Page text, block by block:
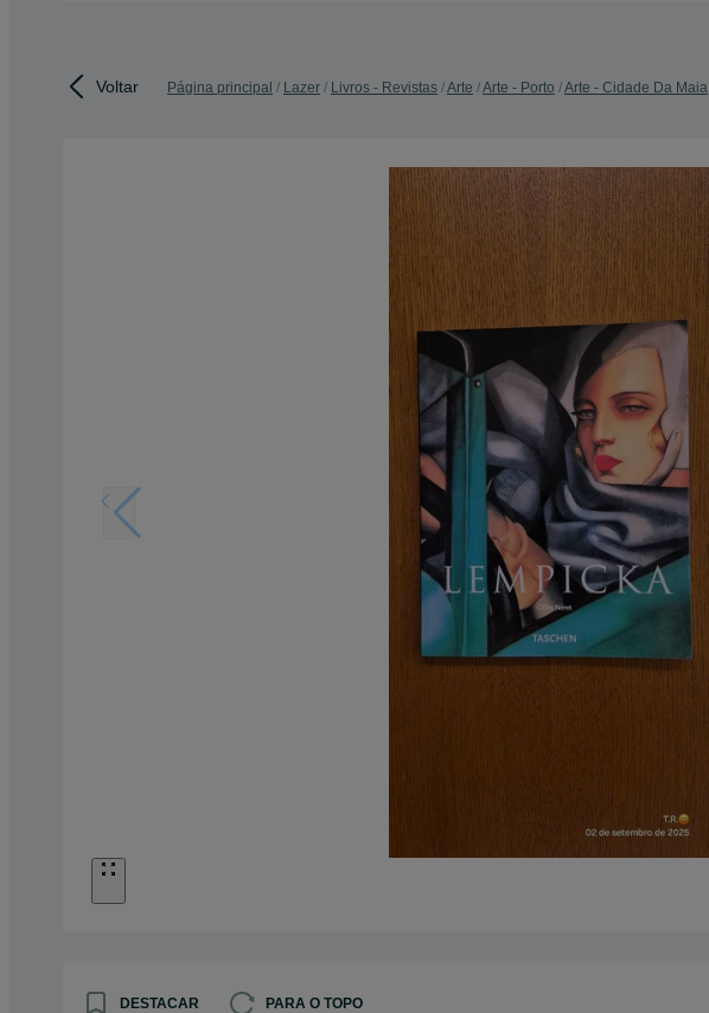
Voltar Página principal Lazer Livros - Revistas Arte Arte - Porto Arte - Cidade Da Maia
DESTACAR PARA O TOPO